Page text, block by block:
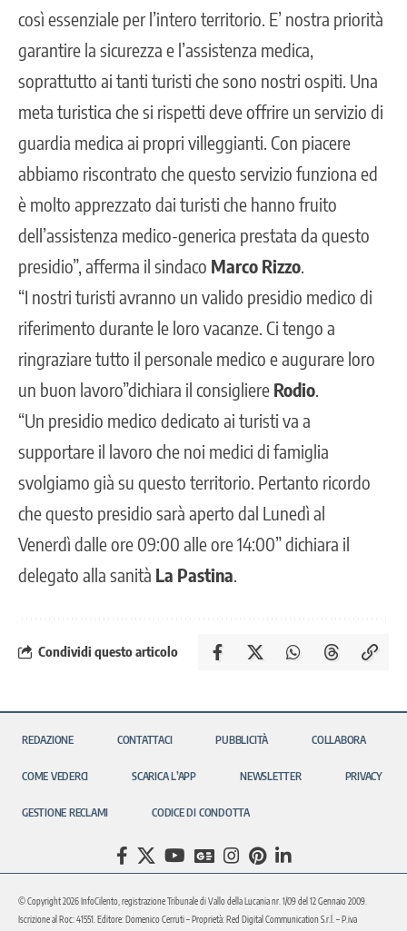
così essenziale per l’intero territorio. E’ nostra priorità
garantire la sicurezza e l’assistenza medica,
soprattutto ai tanti turisti che sono nostri ospiti. Una
meta turistica che si rispetti deve offrire un servizio di
guardia medica ai propri villeggianti. Con piacere
abbiamo riscontrato che questo servizio funziona ed
è molto apprezzato dai turisti che hanno fruito
dell’assistenza medico-generica prestata da questo
presidio”, afferma il sindaco Marco Rizzo
“I nostri turisti avranno un valido presidio medico di
riferimento durante le loro vacanze. Ci tengo a
ringraziare tutto il personale medico e augurare loro
un buon lavoro”dichiara il consigliere Rodio
“Un presidio medico dedicato ai turisti va a
supportare il lavoro che noi medici di famiglia
svolgiamo già su questo territorio. Pertanto ricordo
che questo presidio sarà aperto dal Lunedì al
Venerdì dalle ore 09:00 alle ore 14:00” dichiara il
delegato alla sanità La Pastina
Condividi questo articolo
REDAZIONE CONTATTACI PUBBLICITÀ COLLABORA
COME VEDERCI SCARICA L’APP NEWSLETTER PRIVACY
GESTIONE RECLAMI CODICE DI CONDOTTA
© Copyright 2026 InfoCilento, registrazione Tribunale di Vallo della Lucania nr. 1/09 del 12 Gennaio 2009.
Iscrizione al Roc: 41551. Editore: Domenico Cerruti – Proprietà: Red Digital Communication S.r.l. – P.iva